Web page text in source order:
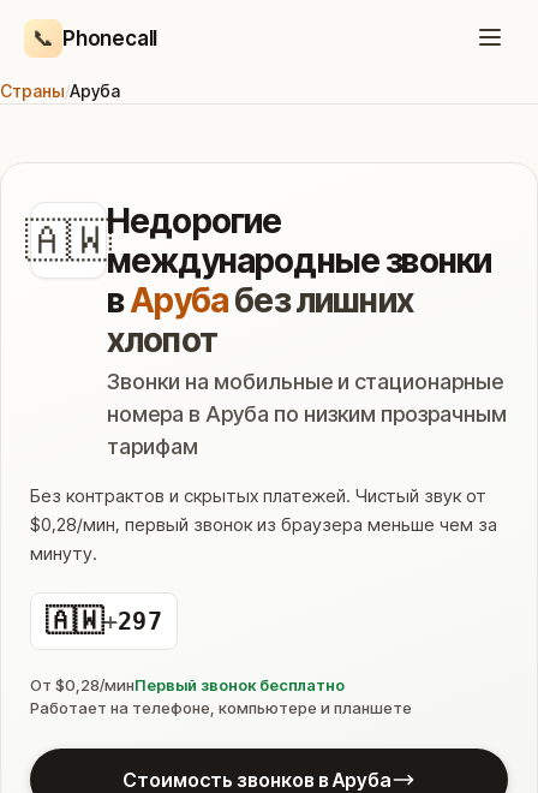
📞 Phonecall
Страны/Аруба
🇦🇼Недорогие
международные звонки
вАрубабез лишних
хлопот
Звонки на мобильные и стационарные
номера в Аруба по низким прозрачным
тарифам
Без контрактов и скрытых платежей. Чистый звук от
$0,28/мин, первый звонок из браузера меньше чем за
минуту.
🇦🇼+297
От $0,28/минПервый звонок бесплатно
Работает на телефоне, компьютере и планшете
Стоимость звонков в Аруба